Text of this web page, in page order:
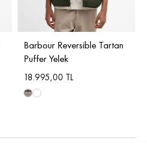
Barbour Reversible Tartan
Puffer Yelek
18.995,00 TL